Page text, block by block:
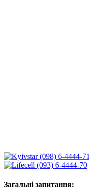
(098) 6-4444-71
(093) 6-4444-70
Загальні запитання: